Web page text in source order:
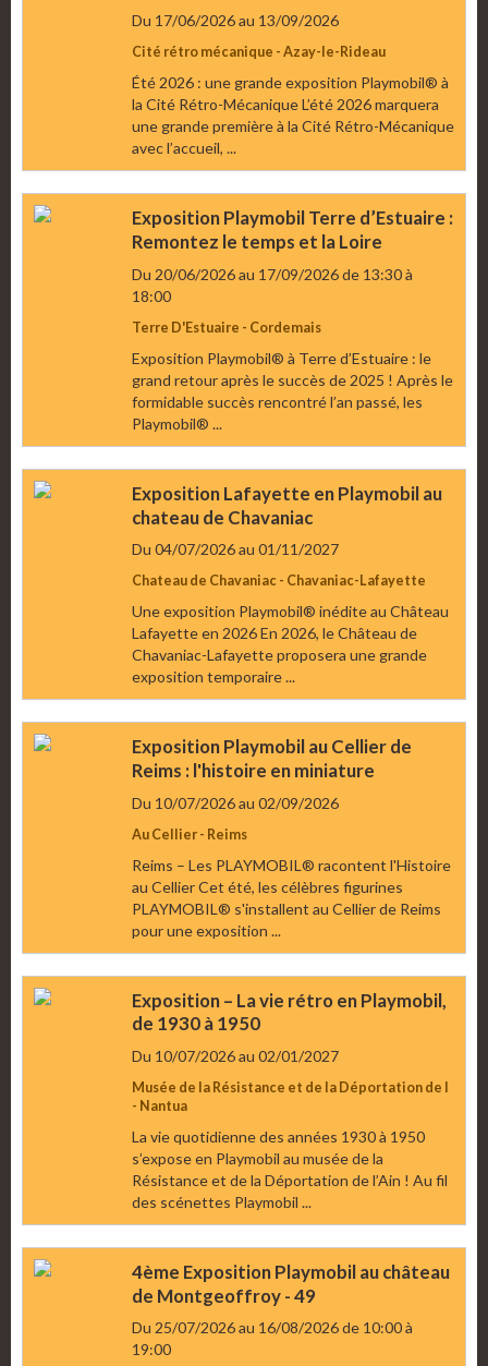
Du 17/06/2026au 13/09/2026
Cité rétro mécanique - Azay-le-Rideau
Été 2026 : une grande exposition Playmobil® à
la Cité Rétro-Mécanique L’été 2026 marquera
une grande première à la Cité Rétro-Mécanique
avec l’accueil, ...
Exposition Playmobil Terre d’Estuaire :
Remontez le temps et la Loire
Du 20/06/2026au 17/09/2026de 13:30à
18:00
Terre D'Estuaire - Cordemais
Exposition Playmobil® à Terre d’Estuaire : le
grand retour après le succès de 2025 ! Après le
formidable succès rencontré l’an passé, les
Playmobil® ...
Exposition Lafayette en Playmobil au
chateau de Chavaniac
Du 04/07/2026au 01/11/2027
Chateau de Chavaniac - Chavaniac-Lafayette
Une exposition Playmobil® inédite au Château
Lafayette en 2026 En 2026, le Château de
Chavaniac-Lafayette proposera une grande
exposition temporaire ...
Exposition Playmobil au Cellier de
Reims : l'histoire en miniature
Du 10/07/2026au 02/09/2026
Au Cellier - Reims
Reims – Les PLAYMOBIL® racontent l'Histoire
au Cellier Cet été, les célèbres figurines
PLAYMOBIL® s'installent au Cellier de Reims
pour une exposition ...
Exposition – La vie rétro en Playmobil,
de 1930 à 1950
Du 10/07/2026au 02/01/2027
Musée de la Résistance et de la Déportation de l
- Nantua
La vie quotidienne des années 1930 à 1950
s’expose en Playmobil au musée de la
Résistance et de la Déportation de l’Ain ! Au fil
des scénettes Playmobil ...
4ème Exposition Playmobil au château
de Montgeoffroy - 49
Du 25/07/2026au 16/08/2026de 10:00à
19:00